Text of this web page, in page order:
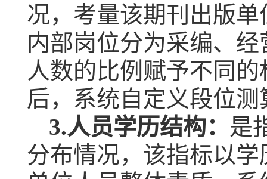
况，考量该期刊出版
内部岗位分为采编、
人数的比例赋予不同
后，系统自定义段位测
3.人员学历结构： 是
分布情况，该指标以